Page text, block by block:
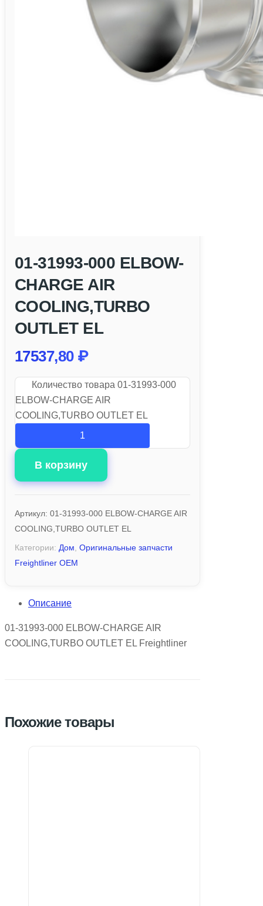
01-31993-000 ELBOW-
CHARGE AIR
COOLING,TURBO
OUTLET EL
17537,80 ₽
Количество товара 01-31993-000
ELBOW-CHARGE AIR
COOLING,TURBO OUTLET EL
В корзину
Артикул: 01-31993-000 ELBOW-CHARGE AIR
COOLING,TURBO OUTLET EL
Категории: Дом Оригинальные запчасти
Freightliner OEM
Описание
01-31993-000 ELBOW-CHARGE AIR
COOLING,TURBO OUTLET EL Freightliner
Похожие товары